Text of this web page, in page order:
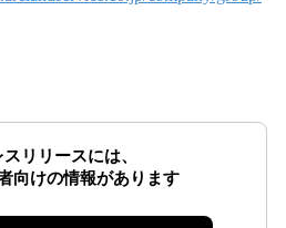
リリースには、
向けの情報があります